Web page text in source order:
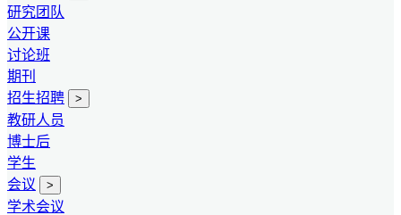
研究团队
公开课
讨论班
期刊
招生招聘
>
教研人员
博士后
学生
会议
>
学术会议